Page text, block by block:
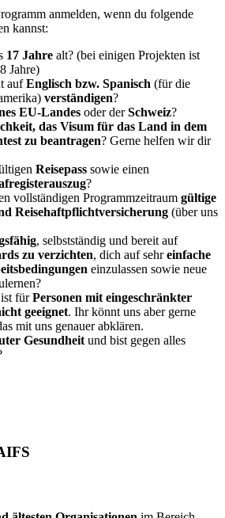
anmelden, wenn du folgende
kannst:
17 Jahre alt? (bei einigen Projekten ist
Jahre)
aufEnglisch bzw. Spanisch (für die
verständigen?
EU-Landes oder derSchweiz?
das Visum für das Land in dem
zu beantragen? Gerne helfen wir dir
Reisepass sowie einen
?
vollständigen Programmzeitraum gültige
Reisehaftpflichtversicherung (über uns
, selbstständig und bereit auf
zu verzichten, dich auf sehreinfache
einzulassen sowie neue
fürPersonen mit eingeschränkter
geeignet. Ihr könnt uns aber gerne
mit uns genauer abklären.
Gesundheit und bist gegen alles